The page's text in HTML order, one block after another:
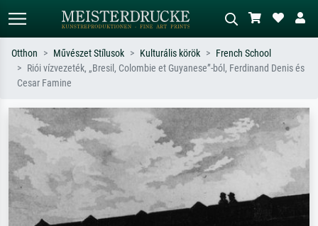
Alap keresés
szerint – pl. Monet, Csillagos éj,
impresszionizmus, Hokusai-hullám,
akt.
piros absztrakt, sötét olajkép, álló akt
egy fa mellett.
Otthon Művészet Stílusok Kulturális körök
French School
Riói vízvezeték, „Bresil, Colombie et Guyanese”-ból, Ferdinand Denis és
Cesar Famine